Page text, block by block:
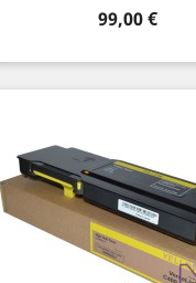
Cena
99,00 €